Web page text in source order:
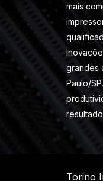
mais
grandes
Paulo/
Torino